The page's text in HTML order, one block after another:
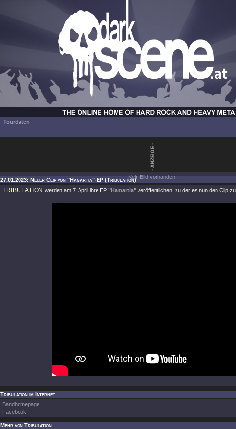
Tourdaten
Kein Bild vorhanden.
27.01.2023: Neuer Clip von "Hamartia"-EP (Tribulation)
TRIBULATION werden am 7. April ihre EP "Hamartia"veröffentlichen, zu der es nun den Clip zu
Tribulation im Internet
Bandhomepage
Facebook
Mehr von Tribulation